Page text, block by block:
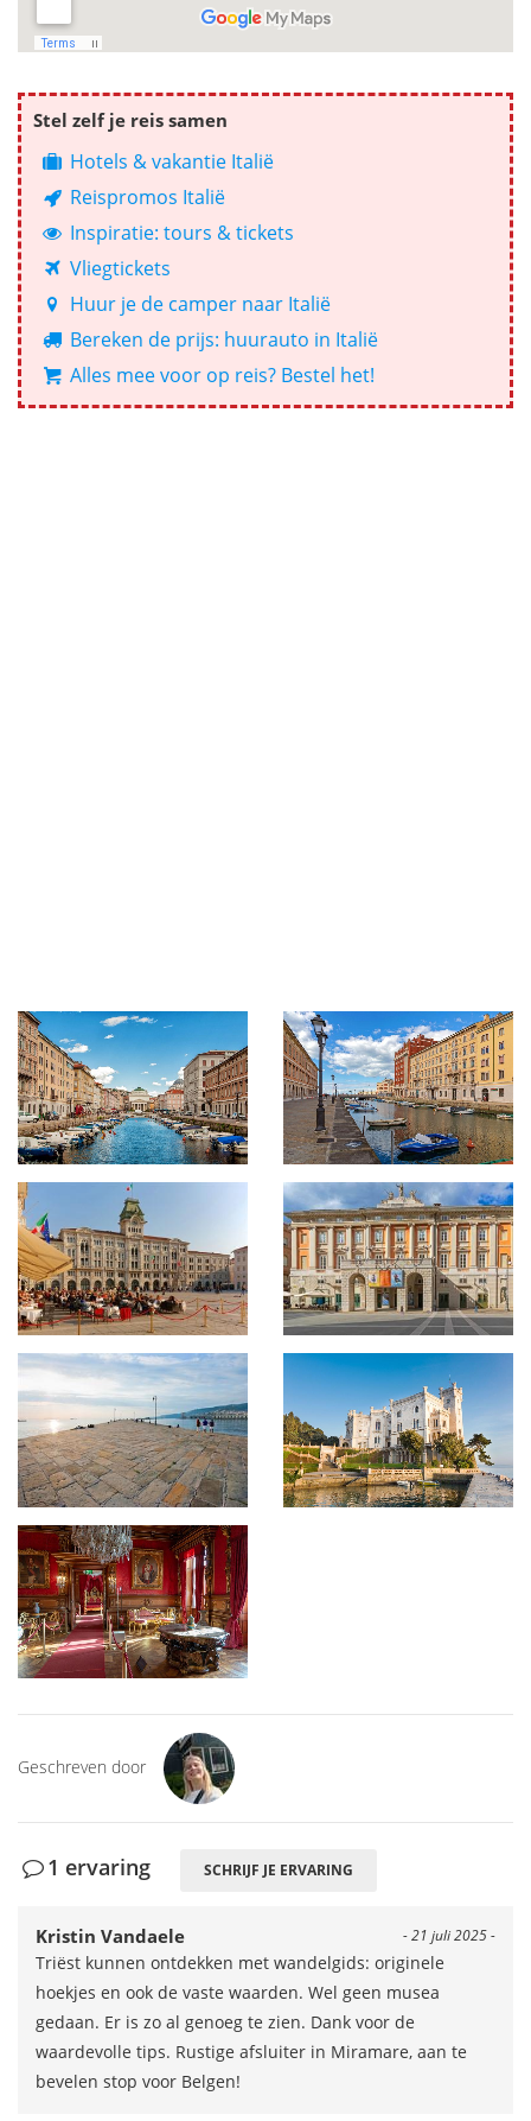
Stel zelf je reis samen
Hotels & vakantie Italië
Reispromos Italië
Inspiratie: tours & tickets
Vliegtickets
Huur je de camper naar Italië
Bereken de prijs: huurauto in Italië
Alles mee voor op reis? Bestel het!
Geschreven door
1 ervaring SCHRIJF JE ERVARING
- 21 juli 2025 -
Kristin Vandaele
Triëst kunnen ontdekken met wandelgids: originele
hoekjes en ook de vaste waarden. Wel geen musea
gedaan. Er is zo al genoeg te zien. Dank voor de
waardevolle tips. Rustige afsluiter in Miramare, aan te
bevelen stop voor Belgen!